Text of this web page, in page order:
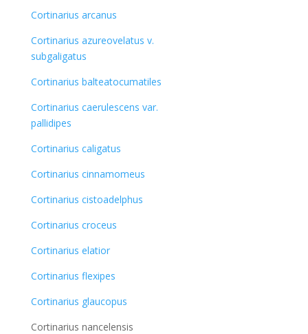
Cortinarius arcanus
Cortinarius azureovelatus v.
subgaligatus
Cortinarius balteatocumatiles
Cortinarius caerulescens var.
pallidipes
Cortinarius caligatus
Cortinarius cinnamomeus
Cortinarius cistoadelphus
Cortinarius croceus
Cortinarius elatior
Cortinarius flexipes
Cortinarius glaucopus
Cortinarius nancelensis